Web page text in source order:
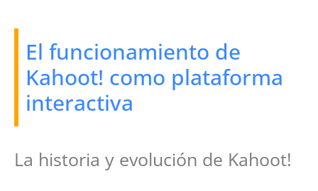
El funcionamiento de
Kahoot! como plataforma
interactiva
La historia y evolución de Kahoot!